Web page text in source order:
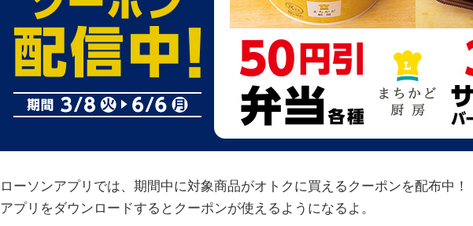
ローソンアプリでは、期間中に対象商品がオトクに買えるクーポンを配布中！
アプリをダウンロードするとクーポンが使えるようになるよ。